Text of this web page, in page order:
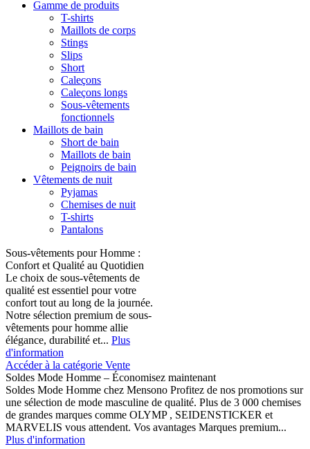
Gamme de produits
T-shirts
Maillots de corps
Stings
Slips
Short
Caleçons
Caleçons longs
Sous-vêtements
fonctionnels
Maillots de bain
Short de bain
Maillots de bain
Peignoirs de bain
Vêtements de nuit
Pyjamas
Chemises de nuit
T-shirts
Pantalons
Sous-vêtements pour Homme :
Confort et Qualité au Quotidien
Le choix de sous-vêtements de
qualité est essentiel pour votre
confort tout au long de la journée.
Notre sélection premium de sous-
vêtements pour homme allie
élégance, durabilité et... Plus
d'information
Accéder à la catégorie Vente
Soldes Mode Homme – Économisez maintenant
Soldes Mode Homme chez Mensono Profitez de nos promotions sur
une sélection de mode masculine de qualité. Plus de 3 000 chemises
de grandes marques comme OLYMP , SEIDENSTICKER et
MARVELIS vous attendent. Vos avantages Marques premium...
Plus d'information